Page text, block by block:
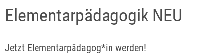
Elementarpädagogik NEU
Jetzt Elementarpädagog*in werden!